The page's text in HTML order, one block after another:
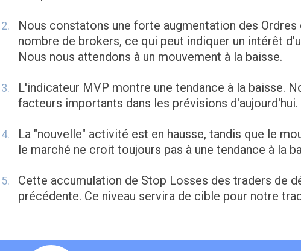
Nous constatons une forte augmentation des
nombre de brokers, ce qui peut indiquer un intérêt
Nous nous attendons à un mouvement à la baisse.
L'indicateur MVP montre une tendance à la baisse.
facteurs importants dans les prévisions d'aujourd'hui.
La "nouvelle" activité est en hausse, tandis que le
le marché ne croit toujours pas à une tendance à la
Cette accumulation de Stop Losses des traders de
précédente. Ce niveau servira de cible pour notre